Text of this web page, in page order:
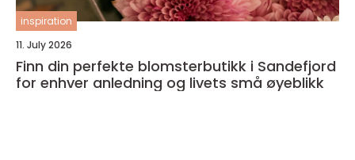
inspiration
11. July 2026
Finn din perfekte blomsterbutikk i Sandefjord
for enhver anledning og livets små øyeblikk